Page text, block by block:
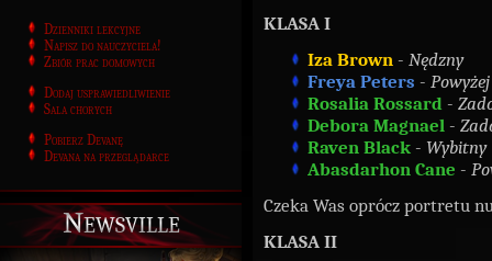
Dzienniki lekcyjne
Napisz do nauczyciela!
Zbiór prac domowych
Dodaj usprawiedliwienie
Sala chorych
Pobierz Devanę
Devana na przeglądarce
Newsville
KLASA I
Iza Brown - Nędzny
Freya Peters -
Rosalia Rossard -
Debora Magnael -
Raven Black - Wybitny
Abasdarhon Cane -
Czeka Was oprócz portretu
KLASA II